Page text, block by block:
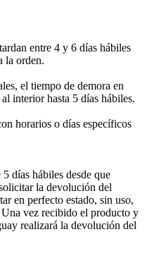
entre 4 y 6 días hábiles
la orden.
el tiempo de demora en
interior hasta 5 días hábiles.
horarios o días específicos
días hábiles desde que
la devolución del
en perfecto estado, sin uso,
vez recibido el producto y
realizará la devolución del